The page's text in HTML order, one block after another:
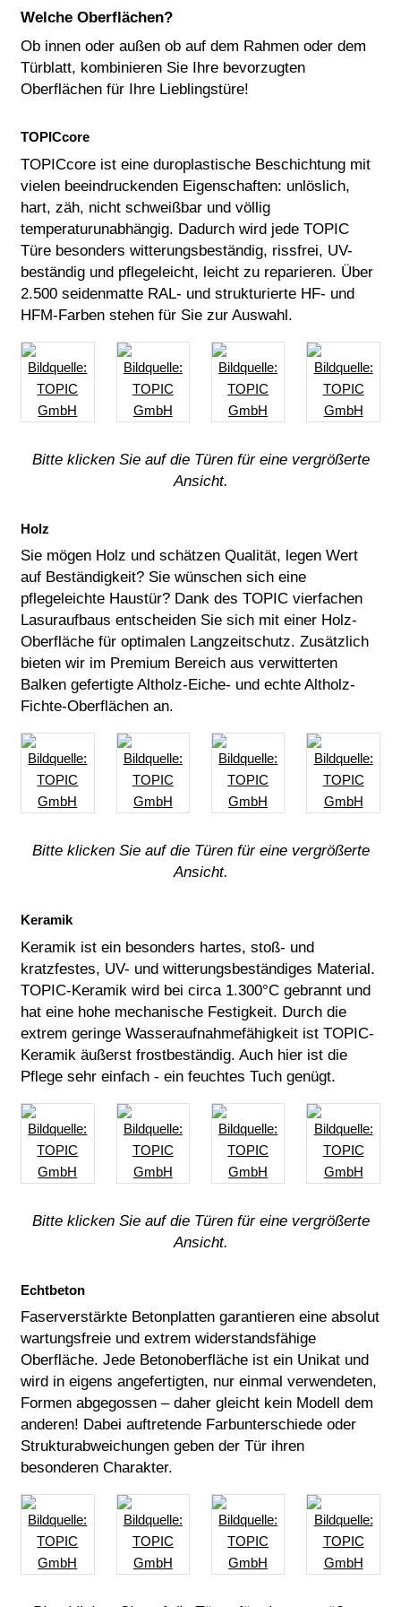
Welche Oberflächen?
Ob innen oder außen ob auf dem Rahmen oder dem
Türblatt, kombinieren Sie Ihre bevorzugten
Oberflächen für Ihre Lieblingstüre!
TOPICcore
TOPICcore ist eine duroplastische Beschichtung mit
vielen beeindruckenden Eigenschaften: unlöslich,
hart, zäh, nicht schweißbar und völlig
temperaturunabhängig. Dadurch wird jede TOPIC
Türe besonders witterungsbeständig, rissfrei, UV-
beständig und pflegeleicht, leicht zu reparieren. Über
2.500 seidenmatte RAL- und strukturierte HF- und
HFM-Farben stehen für Sie zur Auswahl.
Bitte klicken Sie auf die Türen für eine vergrößerte
Ansicht.
Holz
Sie mögen Holz und schätzen Qualität, legen Wert
auf Beständigkeit? Sie wünschen sich eine
pflegeleichte Haustür? Dank des TOPIC vierfachen
Lasuraufbaus entscheiden Sie sich mit einer Holz-
Oberfläche für optimalen Langzeitschutz. Zusätzlich
bieten wir im Premium Bereich aus verwitterten
Balken gefertigte Altholz-Eiche- und echte Altholz-
Fichte-Oberflächen an.
Bitte klicken Sie auf die Türen für eine vergrößerte
Ansicht.
Keramik
Keramik ist ein besonders hartes, stoß- und
kratzfestes, UV- und witterungsbeständiges Material.
TOPIC-Keramik wird bei circa 1.300°C gebrannt und
hat eine hohe mechanische Festigkeit. Durch die
extrem geringe Wasseraufnahmefähigkeit ist TOPIC-
Keramik äußerst frostbeständig. Auch hier ist die
Pflege sehr einfach - ein feuchtes Tuch genügt.
Bitte klicken Sie auf die Türen für eine vergrößerte
Ansicht.
Echtbeton
Faserverstärkte Betonplatten garantieren eine absolut
wartungsfreie und extrem widerstandsfähige
Oberfläche. Jede Betonoberfläche ist ein Unikat und
wird in eigens angefertigten, nur einmal verwendeten,
Formen abgegossen – daher gleicht kein Modell dem
anderen! Dabei auftretende Farbunterschiede oder
Strukturabweichungen geben der Tür ihren
besonderen Charakter.